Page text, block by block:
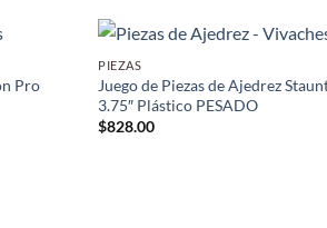
Pro
PIEZAS
Juego de Piezas de Ajedrez
3.75″ Plástico PESADO
$828.00